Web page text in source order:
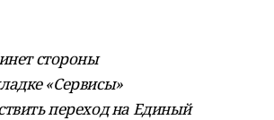
стороны
«Сервисы»
переход на Единый